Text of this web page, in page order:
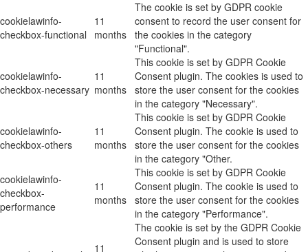
cookielawinfo-
checkbox-functional
11
months
The cookie is set by GDPR cookie
consent to record the user consent for
the cookies in the category
"Functional".
cookielawinfo-
checkbox-necessary
11
months
This cookie is set by GDPR Cookie
Consent plugin. The cookies is used to
store the user consent for the cookies
in the category "Necessary".
cookielawinfo-
checkbox-others
11
months
This cookie is set by GDPR Cookie
Consent plugin. The cookie is used to
store the user consent for the cookies
in the category "Other.
cookielawinfo-
checkbox-
performance
11
months
This cookie is set by GDPR Cookie
Consent plugin. The cookie is used to
store the user consent for the cookies
in the category "Performance".
11
The cookie is set by the GDPR Cookie
Consent plugin and is used to store